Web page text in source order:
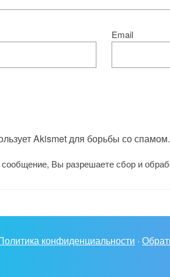
Email
Akismet для борьбы со спамом.
Вы разрешаете сбор и
конфиденциальности ·